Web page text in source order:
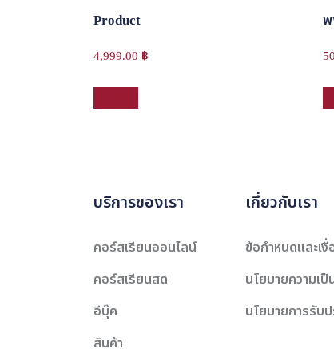
Product
4,999.00 ฿
พ
บริการของเรา
คอร์สเรียนออนไลน์
คอร์สเรียนสด
อีบุ๊ค
สินค้า
เกี่ยวกับเรา
ข้อกำหนดและเงื่
นโยบายความเ
นโยบายการรับ